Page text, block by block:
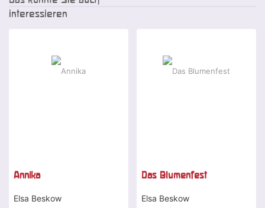
interessieren
Annika
Elsa Beskow
Das Blumenfest
Elsa Beskow